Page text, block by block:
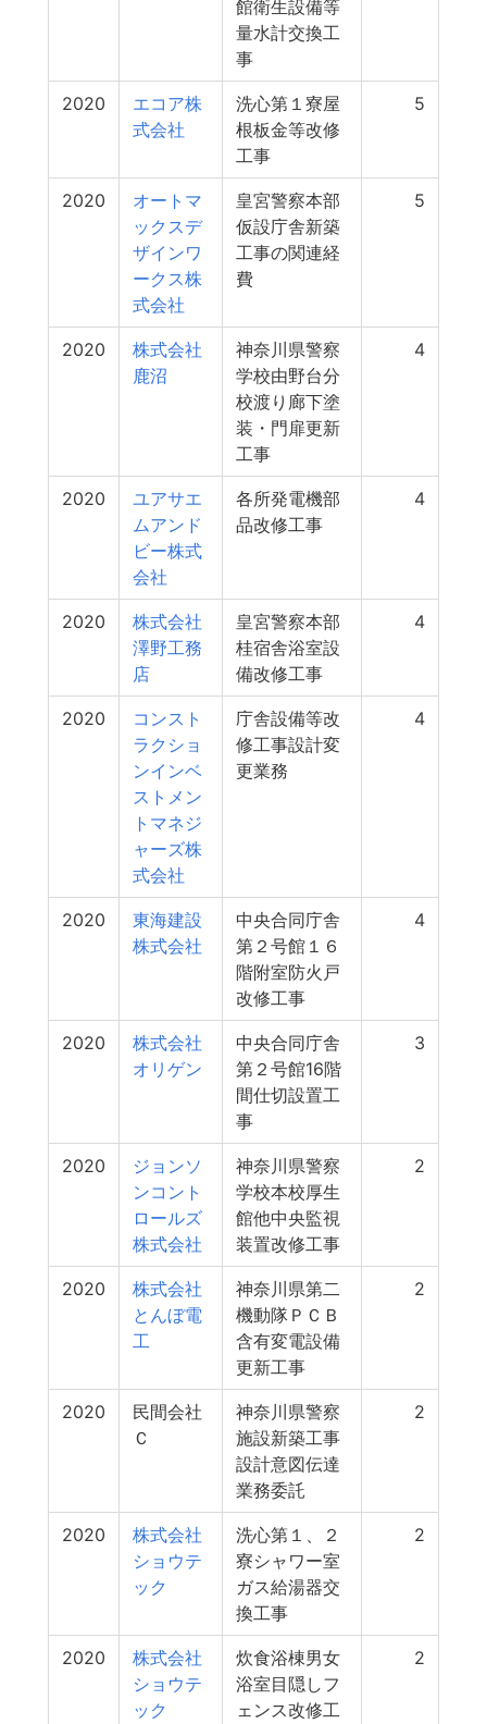
館衛生設備等
量水計交換工
事
2020
エコア株
式会社
洗心第１寮屋
根板金等改修
工事
5
2020
オートマ
ックスデ
ザインワ
ークス株
式会社
皇宮警察本部
仮設庁舎新築
工事の関連経
費
5
2020
株式会社
鹿沼
神奈川県警察
学校由野台分
校渡り廊下塗
装・門扉更新
工事
4
2020
ユアサエ
ムアンド
ビー株式
会社
各所発電機部
品改修工事
4
2020
株式会社
澤野工務
店
皇宮警察本部
桂宿舎浴室設
備改修工事
4
2020
コンスト
ラクショ
ンインベ
ストメン
トマネジ
ャーズ株
式会社
庁舎設備等改
修工事設計変
更業務
4
2020
東海建設
株式会社
中央合同庁舎
第２号館１６
階附室防火戸
改修工事
4
2020
株式会社
オリゲン
中央合同庁舎
第２号館16階
間仕切設置工
事
3
2020
ジョンソ
ンコント
ロールズ
株式会社
神奈川県警察
学校本校厚生
館他中央監視
装置改修工事
2
2020
株式会社
とんぼ電
工
神奈川県第二
機動隊ＰＣＢ
含有変電設備
更新工事
2
2020
民間会社
Ｃ
神奈川県警察
施設新築工事
設計意図伝達
業務委託
2
2020
株式会社
ショウテ
ック
洗心第１、２
寮シャワー室
ガス給湯器交
換工事
2
2020
株式会社
ショウテ
ック
炊食浴棟男女
浴室目隠しフ
ェンス改修工
2